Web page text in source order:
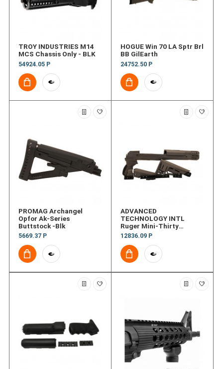
TROY INDUSTRIES M14
MCS Chassis Only - BLK
54924.05 Р
HOGUE Win 70 LA Sptr Brl
BB GilEarth
24752.50 Р
PROMAG Archangel
Opfor Ak-Series
Buttstock -Blk
5669.37 Р
ADVANCED
TECHNOLOGY INTL
Ruger Mini-Thirty
TactLiteAdjStk DG w/SRS
12836.09 Р